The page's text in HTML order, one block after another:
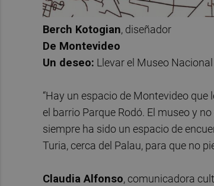
Berch Kotogian, diseñador
De Montevideo
Un deseo: Llevar el Museo
“Hay un espacio de Montevideo
el barrio Parque Rodó. El museo y
siempre ha sido un espacio de
Turia, cerca del Palau, para que no
Claudia Alfonso, comunicadora